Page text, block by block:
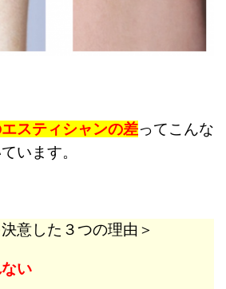
スティシャンの差ってこんな
います。
意した３つの理由＞
い